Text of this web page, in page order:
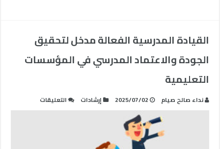
القيادة المدرسية الفعالة مدخل لتحقيق
الجودة والاعتماد المدرسي في المؤسسات
التعليمية
نداء صالح صيام 2025/07/02 إرشادات التعليقات
القيادة